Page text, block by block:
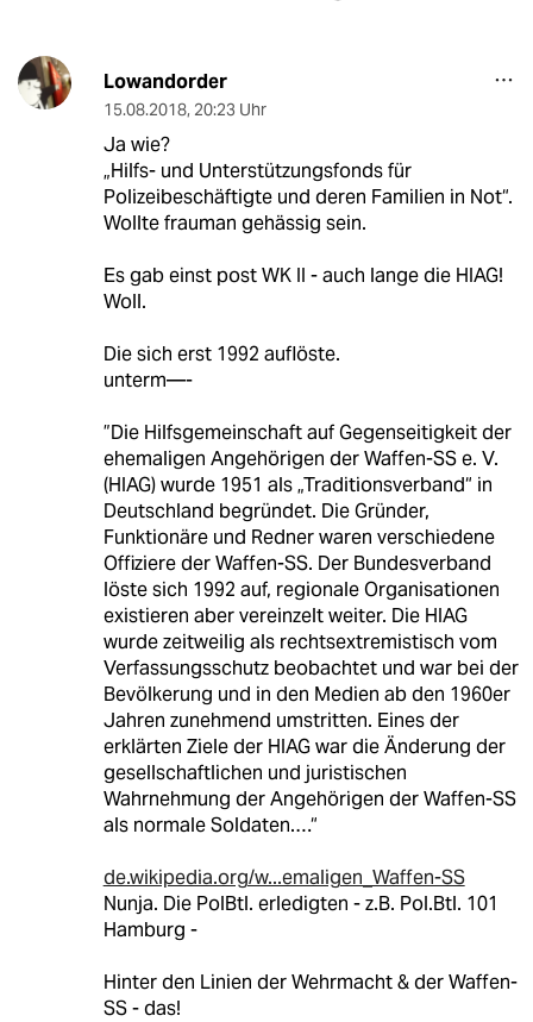
Lowandorder
15.08.2018, 20:23 Uhr
Ja wie?
„Hilfs- und Unterstützungsfonds für
Polizeibeschäftigte und deren Familien in Not“.
Wollte frauman gehässig sein.
Es gab einst post WK II - auch lange die HIAG!
Woll.
Die sich erst 1992 auflöste.
unterm—-
”Die Hilfsgemeinschaft auf Gegenseitigkeit der
ehemaligen Angehörigen der Waffen-SS e. V.
(HIAG) wurde 1951 als „Traditionsverband“ in
Deutschland begründet. Die Gründer,
Funktionäre und Redner waren verschiedene
Offiziere der Waffen-SS. Der Bundesverband
löste sich 1992 auf, regionale Organisationen
existieren aber vereinzelt weiter. Die HIAG
wurde zeitweilig als rechtsextremistisch vom
Verfassungsschutz beobachtet und war bei der
Bevölkerung und in den Medien ab den 1960er
Jahren zunehmend umstritten. Eines der
erklärten Ziele der HIAG war die Änderung der
gesellschaftlichen und juristischen
Wahrnehmung der Angehörigen der Waffen-SS
als normale Soldaten.…“
de.wikipedia.org/w...emaligen_Waffen-SS
Nunja. Die PolBtl. erledigten - z.B. Pol.Btl. 101
Hamburg -
Hinter den Linien der Wehrmacht & der Waffen-
SS - das!